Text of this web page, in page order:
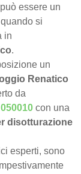
può essere un
si
in
.
un
Renatico
da
con una
disotturazione
esperti, sono